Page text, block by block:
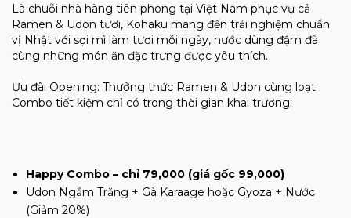
Là chuỗi nhà hàng tiên phong tại Việt Nam phục vụ cả
Ramen & Udon tươi, Kohaku mang đến trải nghiệm chuẩn
vị Nhật với sợi mì làm tươi mỗi ngày, nước dùng đậm đà
cùng những món ăn đặc trưng được yêu thích.
Ưu đãi Opening: Thưởng thức Ramen & Udon cùng loạt
Combo tiết kiệm chỉ có trong thời gian khai trương:
Happy Combo – chỉ 79,000 (giá gốc 99,000)
Udon Ngắm Trăng + Gà Karaage hoặc Gyoza + Nước
(Giảm 20%)